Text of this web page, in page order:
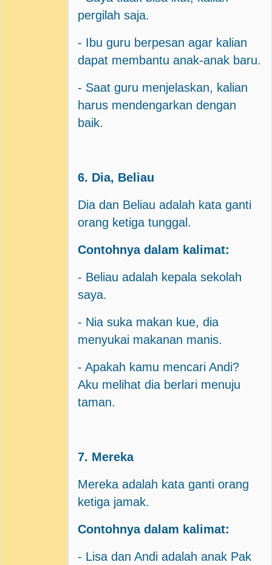
pergilah saja.
- Ibu guru berpesan agar kalian
dapat membantu anak-anak baru.
- Saat guru menjelaskan, kalian
harus mendengarkan dengan
baik.
6. Dia, Beliau
Dia dan Beliau adalah kata ganti
orang ketiga tunggal.
Contohnya dalam kalimat:
- Beliau adalah kepala sekolah
saya.
- Nia suka makan kue, dia
menyukai makanan manis.
- Apakah kamu mencari Andi?
Aku melihat dia berlari menuju
taman.
7. Mereka
Mereka adalah kata ganti orang
ketiga jamak.
Contohnya dalam kalimat:
- Lisa dan Andi adalah anak Pak